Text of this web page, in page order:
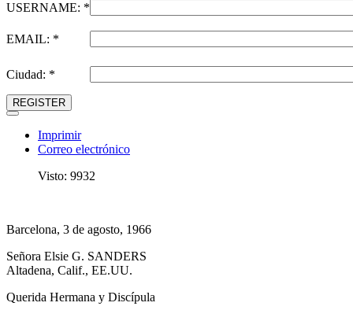
USERNAME: *
EMAIL: *
Ciudad: *
REGISTER
Imprimir
Correo electrónico
Visto: 9932
Barcelona, 3 de agosto, 1966
Señora Elsie G. SANDERS
Altadena, Calif., EE.UU.
Querida Hermana y Discípula